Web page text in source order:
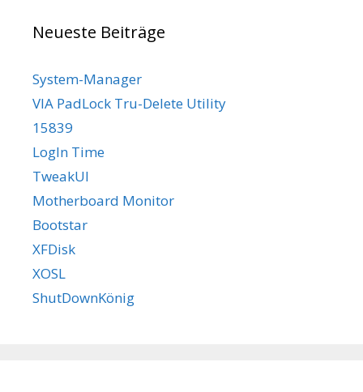
Neueste Beiträge
System-Manager
VIA PadLock Tru-Delete Utility
15839
LogIn Time
TweakUI
Motherboard Monitor
Bootstar
XFDisk
XOSL
ShutDownKönig